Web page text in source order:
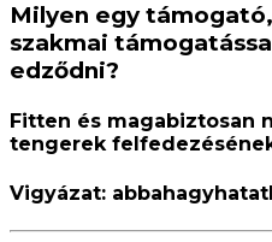
Milyen egy
szakmai
edződni?
Fitten és magabiztosan
tengerek
Vigyázat: